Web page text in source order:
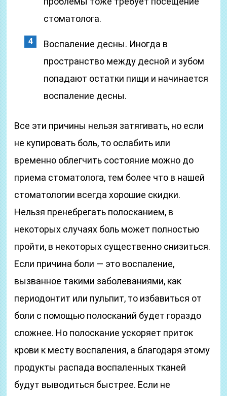
стоматолога.
Воспаление десны. Иногда в
пространство между десной и зубом
попадают остатки пищи и начинается
воспаление десны.
Все эти причины нельзя затягивать, но если
не купировать боль, то ослабить или
временно облегчить состояние можно до
приема стоматолога, тем более что в нашей
стоматологии всегда хорошие скидки.
Нельзя пренебрегать полосканием, в
некоторых случаях боль может полностью
пройти, в некоторых существенно снизиться.
Если причина боли — это воспаление,
вызванное такими заболеваниями, как
периодонтит или пульпит, то избавиться от
боли с помощью полосканий будет гораздо
сложнее. Но полоскание ускоряет приток
крови к месту воспаления, а благодаря этому
продукты распада воспаленных тканей
будут выводиться быстрее. Если не